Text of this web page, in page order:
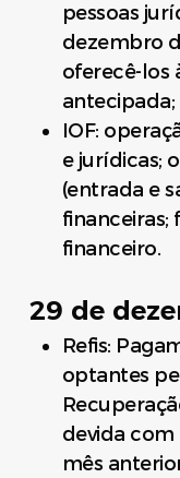
pessoas
dezembro
oferecê-los
antecipada;
IOF:
e jurídicas;
(entrada e
financeiras;
financeiro.
29 de
Refis:
optantes
devida
mês